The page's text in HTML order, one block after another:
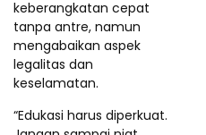
keberangkatan cepat
tanpa antre, namun
mengabaikan aspek
legalitas dan
keselamatan.
“Edukasi harus diperkuat.